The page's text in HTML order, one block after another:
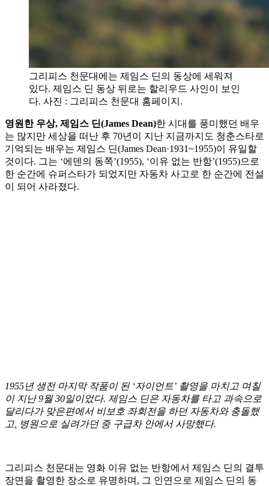
그리피스 천문대에는 제임스 딘의 동상에 세워져
있다. 제임스 딘 동상 뒤로는 할리우드 사인이 보인
다. 사진 : 그리피스 천문대 홈페이지.
영원한 우상, 제임스 딘(James Dean)한 시대를 풍미했던 배우
는 많지만 세상을 떠난 후 70년이 지난 지금까지도 청춘스타로
기억되는 배우는 제임스 딘(James Dean·1931~1955)이 유일할
것이다. 그는 ‘에덴의 동쪽’(1955), ‘이유 없는 반항’(1955)으로
한 순간에 슈퍼스타가 되었지만 자동차 사고로 한 순간에 전설
이 되어 사라졌다.
1955년 생전 마지막 작품이 된 ‘자이언트’ 촬영을 마치고 며칠
이 지난 9월 30일이었다. 제임스 딘은 자동차를 타고 과속으로
달리다가 맞은편에서 비보호 좌회전을 하던 자동차와 충돌했
고, 병원으로 실려가던 중 구급차 안에서 사망했다.
그리피스 천문대는 영화 이유 없는 반항에서 제임스 딘의 결투
장면을 촬영한 장소로 유명하며, 그 인연으로 제임스 딘의 동